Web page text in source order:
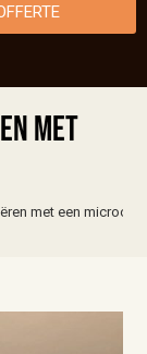
met
met een